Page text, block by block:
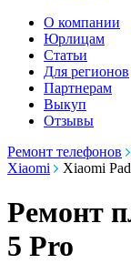
О компании
Юрлицам
Статьи
Для регионов
Партнерам
Выкуп
Отзывы
Ремонт телефонов
Xiaomi
Xiaomi
Ремонт
5 Pro